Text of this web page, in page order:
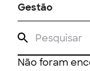
Gestão
Não foram